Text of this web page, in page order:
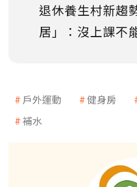
退休養生村新趨
居」：沒上課不
戶外運動 健身房
補水